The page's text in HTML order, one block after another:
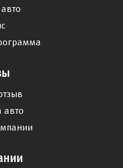
авто